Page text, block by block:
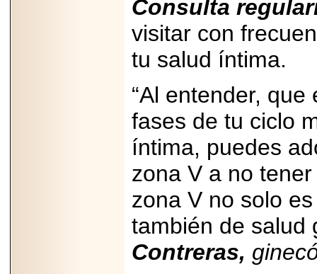
Consulta
visitar con
tu salud íntima.
“Al entender,
fases de tu ciclo
íntima, puedes
zona V a no
zona V no solo
también de salud
Contreras,